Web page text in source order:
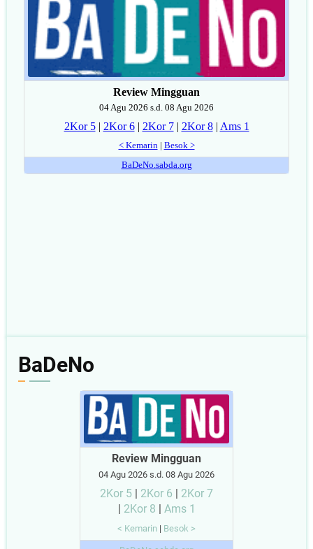
BaDeNo
Review Mingguan
04 Agu 2026 s.d. 08 Agu 2026
2Kor 5 | 2Kor 6 | 2Kor 7
| 2Kor 8 | Ams 1
< Kemarin | Besok >